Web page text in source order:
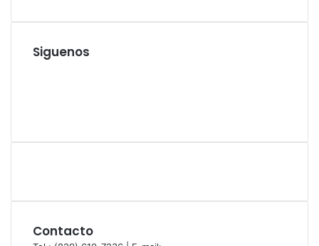
Siguenos
Contacto